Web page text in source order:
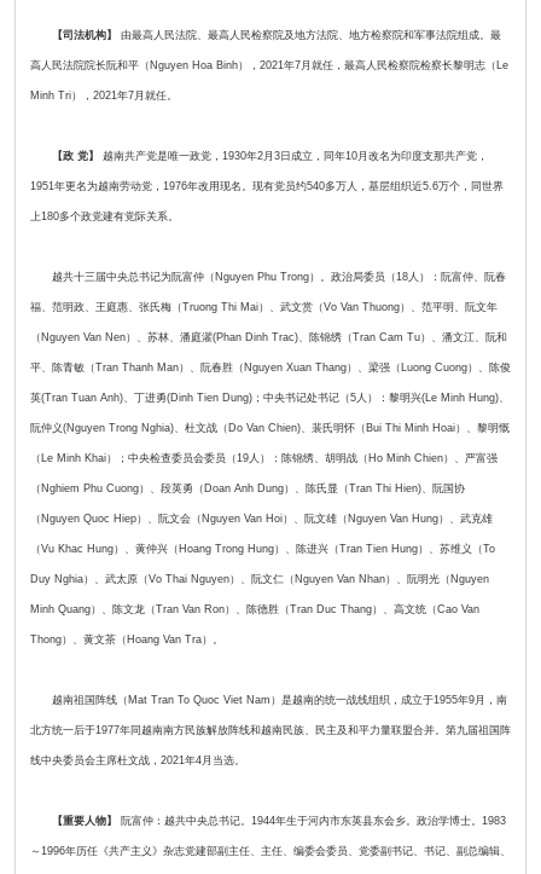
【司法机构】 由最高人民法院、最高人民检察院及地方法院、地方检察院和军事法院组成。最
高人民法院院长阮和平（Nguyen Hoa Binh），2021年7月就任，最高人民检察院检察长黎明志（Le
Minh Tri），2021年7月就任。
【政 党】 越南共产党是唯一政党，1930年2月3日成立，同年10月改名为印度支那共产党，
1951年更名为越南劳动党，1976年改用现名。现有党员约540多万人，基层组织近5.6万个，同世界
上180多个政党建有党际关系。
越共十三届中央总书记为阮富仲（Nguyen Phu Trong）。政治局委员（18人）：阮富仲、阮春
福、范明政、王庭惠、张氏梅（Truong Thi Mai）、武文赏（Vo Van Thuong）、范平明、阮文年
（Nguyen Van Nen）、苏林、潘庭濯(Phan Dinh Trac)、陈锦绣（Tran Cam Tu）、潘文江、阮和
平、陈青敏（Tran Thanh Man）、阮春胜（Nguyen Xuan Thang）、梁强（Luong Cuong）、陈俊
英(Tran Tuan Anh)、丁进勇(Dinh Tien Dung)；中央书记处书记（5人）：黎明兴(Le Minh Hung)、
阮仲义(Nguyen Trong Nghia)、杜文战（Do Van Chien)、裴氏明怀（Bui Thi Minh Hoai）、黎明慨
（Le Minh Khai）；中央检查委员会委员（19人）：陈锦绣、胡明战（Ho Minh Chien）、严富强
（Nghiem Phu Cuong）、段英勇（Doan Anh Dung）、陈氏显（Tran Thi Hien)、阮国协
（Nguyen Quoc Hiep）、阮文会（Nguyen Van Hoi）、阮文雄（Nguyen Van Hung）、武克雄
（Vu Khac Hung）、黄仲兴（Hoang Trong Hung）、陈进兴（Tran Tien Hung）、苏维义（To
Duy Nghia）、武太原（Vo Thai Nguyen）、阮文仁（Nguyen Van Nhan）、阮明光（Nguyen
Minh Quang）、陈文龙（Tran Van Ron）、陈德胜（Tran Duc Thang）、高文统（Cao Van
Thong）、黄文茶（Hoang Van Tra）。
越南祖国阵线（Mat Tran To Quoc Viet Nam）是越南的统一战线组织，成立于1955年9月，南
北方统一后于1977年同越南南方民族解放阵线和越南民族、民主及和平力量联盟合并。第九届祖国阵
线中央委员会主席杜文战，2021年4月当选。
【重要人物】 阮富仲：越共中央总书记。1944年生于河内市东英县东会乡。政治学博士。1983
～1996年历任《共产主义》杂志党建部副主任、主任、编委会委员、党委副书记、书记、副总编辑、